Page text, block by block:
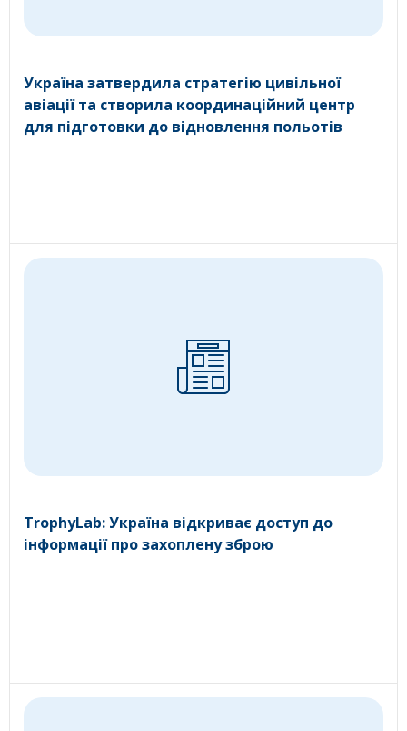
Україна затвердила стратегію цивільної
авіації та створила координаційний центр
для підготовки до відновлення польотів
TrophyLab: Україна відкриває доступ до
інформації про захоплену зброю